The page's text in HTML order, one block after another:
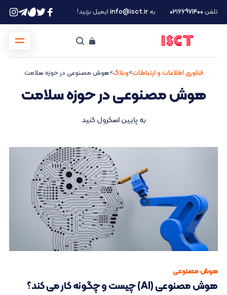
تلفن ۰۲۱66971400 بهinfo@isct.irایمیل بزنید!
فناوری اطلاعات و ارتباطات>وبلاگ>هوش مصنوعی در حوزه سلامت
هوش مصنوعی در حوزه سلامت
به پایین اسکرول کنید
هوش مصنوعی
هوش مصنوعی (AI) چیست و چگونه کار می کند؟